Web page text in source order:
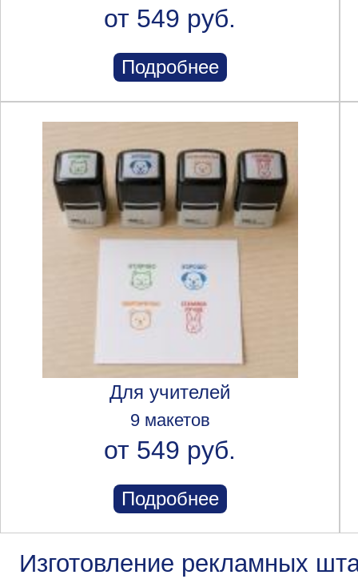
от 549 руб.
Подробнее
Для учителей
9 макетов
от 549 руб.
Подробнее
Изготовление рекламных